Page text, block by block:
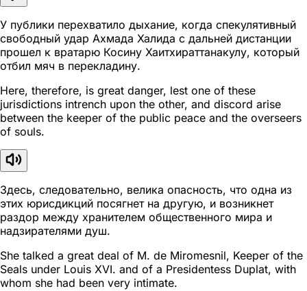
У публики перехватило дыхание, когда спекулятивный
свободный удар Ахмада Халида с дальней дистанции
прошел к вратарю Косину Хаитхираттанакулу, который
отбил мяч в перекладину.
Here, therefore, is great danger, lest one of these
jurisdictions intrench upon the other, and discord arise
between the keeper of the public peace and the overseers
of souls.
Здесь, следовательно, велика опасность, что одна из
этих юрисдикций посягнет на другую, и возникнет
раздор между хранителем общественного мира и
надзирателями душ.
She talked a great deal of M. de Miromesnil, Keeper of the
Seals under Louis XVI. and of a Presidentess Duplat, with
whom she had been very intimate.